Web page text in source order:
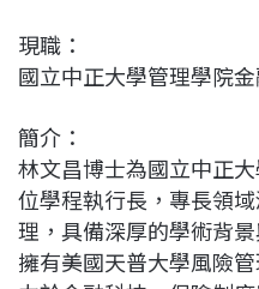
現職：
國立中正大學管理學院
簡介：
林文昌博士為國立中正
位學程執行長，專長領
理，具備深厚的學術背
擁有美國天普大學風險